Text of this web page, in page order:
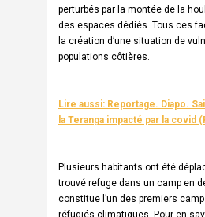
perturbés par la montée de la
des espaces dédiés. Tous ces
la création d’une situation de
populations côtières.
Lire aussi: Reportage. Diapo.
la Teranga impacté par la covid
Plusieurs habitants ont été
trouvé refuge dans un camp en
constitue l’un des premiers
réfugiés climatiques. Pour en